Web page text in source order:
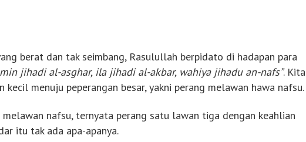
berat dan tak seimbang, Rasulullah berpidato di hadapan para
min jihadi al-asghar, ila jihadi al-akbar, wahiya jihadu an-nafs”. Kita
menuju peperangan besar, yakni perang melawan hawa nafsu.
melawan nafsu, ternyata perang satu lawan tiga dengan keahlian
itu tak ada apa-apanya.